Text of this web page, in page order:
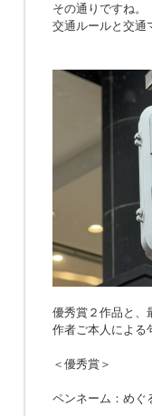
その通りですね。
交通ルールと交通
優秀賞２作品と、
作者ご本人による
＜優秀賞＞
ペンネーム：め